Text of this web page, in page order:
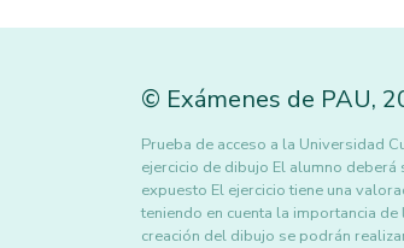
© Exámenes de PAU,
Prueba de acceso a la Universidad
ejercicio de dibujo El alumno
expuesto El ejercicio tiene una
teniendo en cuenta la importancia
creación del dibujo se podrán